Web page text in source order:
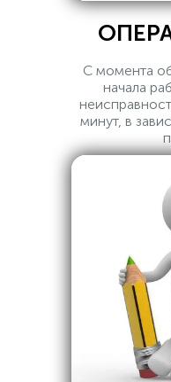
С момента
начала
минут, в